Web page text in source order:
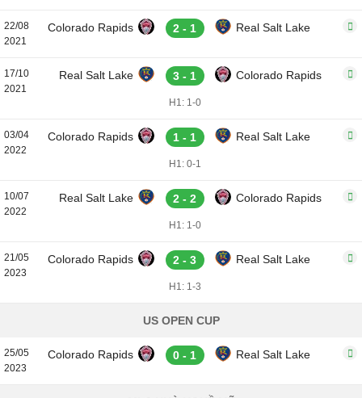
22/08
2021
Colorado Rapids 2 - 1 Real Salt Lake
17/10
2021
Real Salt Lake 3 - 1 Colorado Rapids
H1: 1-0
03/04
2022
Colorado Rapids 1 - 1 Real Salt Lake
H1: 0-1
10/07
2022
Real Salt Lake 2 - 2 Colorado Rapids
H1: 1-0
21/05
2023
Colorado Rapids 2 - 3 Real Salt Lake
H1: 1-3
US OPEN CUP
25/05
2023
Colorado Rapids 0 - 1 Real Salt Lake